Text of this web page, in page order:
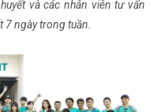
và các nhân viên tư vấn
7 ngày trong tuần.